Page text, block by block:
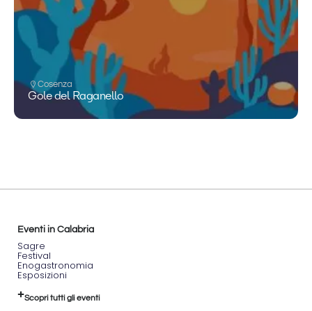
Cosenza
Gole del Raganello
Eventi in Calabria
Sagre
Festival
Enogastronomia
Esposizioni
Scopri tutti gli eventi